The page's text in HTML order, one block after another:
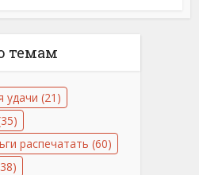
темам
удачи (21)
распечатать (60)